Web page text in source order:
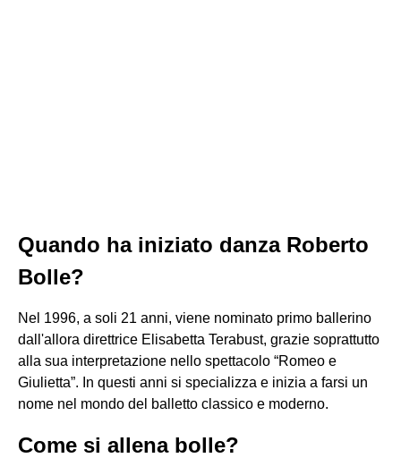
Quando ha iniziato danza Roberto
Bolle?
Nel 1996, a soli 21 anni, viene nominato primo ballerino
dall'allora direttrice Elisabetta Terabust, grazie soprattutto
alla sua interpretazione nello spettacolo “Romeo e
Giulietta”. In questi anni si specializza e inizia a farsi un
nome nel mondo del balletto classico e moderno.
Come si allena bolle?